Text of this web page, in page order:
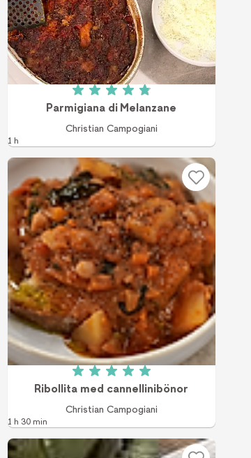
Betyg: 4.9 av 5 (16 röster)
Parmigiana di Melanzane
Christian Campogiani
1 h
Betyg: 5 av 5 (4 röster)
Ribollita med cannellinibönor
Christian Campogiani
1 h 30 min